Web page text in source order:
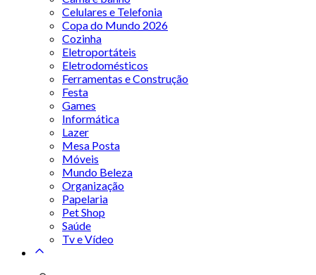
Celulares e Telefonia
Copa do Mundo 2026
Cozinha
Eletroportáteis
Eletrodomésticos
Ferramentas e Construção
Festa
Games
Informática
Lazer
Mesa Posta
Móveis
Mundo Beleza
Organização
Papelaria
Pet Shop
Saúde
Tv e Vídeo